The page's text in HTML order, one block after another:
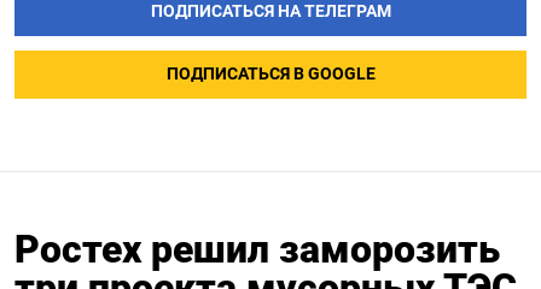
ПОДПИСАТЬСЯ НА ТЕЛЕГРАМ
ПОДПИСАТЬСЯ В GOOGLE
Ростех решил заморозить